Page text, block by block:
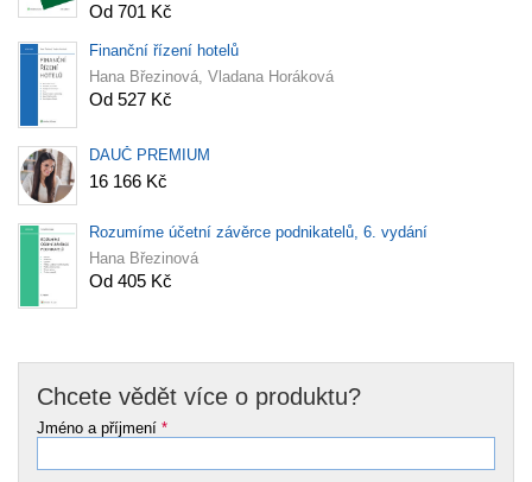
Od 701 Kč
Finanční řízení hotelů
Hana Březinová, Vladana Horáková
Od 527 Kč
DAUČ PREMIUM
16 166 Kč
Rozumíme účetní závěrce podnikatelů, 6. vydání
Hana Březinová
Od 405 Kč
Chcete vědět více o produktu?
Jméno a příjmení *